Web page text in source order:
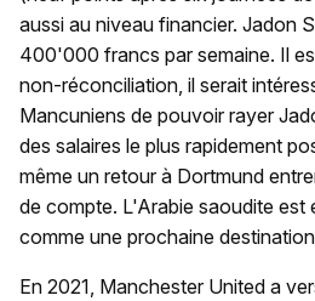
aussi au niveau financier. Jadon
400'000 francs par semaine. Il
non-réconciliation, il serait
Mancuniens de pouvoir rayer
des salaires le plus rapidement
même un retour à Dortmund
de compte. L'Arabie saoudite est
comme une prochaine
En 2021, Manchester United a